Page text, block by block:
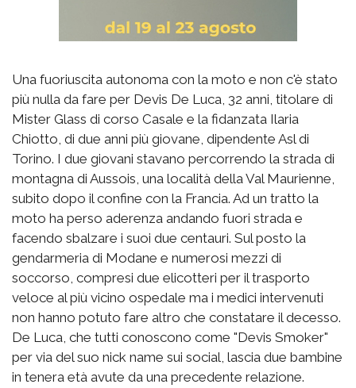
Una fuoriuscita autonoma con la moto e non c'è stato
più nulla da fare per Devis De Luca, 32 anni, titolare di
Mister Glass di corso Casale e la fidanzata Ilaria
Chiotto, di due anni più giovane, dipendente Asl di
Torino. I due giovani stavano percorrendo la strada di
montagna di Aussois, una località della Val Maurienne,
subito dopo il confine con la Francia. Ad un tratto la
moto ha perso aderenza andando fuori strada e
facendo sbalzare i suoi due centauri. Sul posto la
gendarmeria di Modane e numerosi mezzi di
soccorso, compresi due elicotteri per il trasporto
veloce al più vicino ospedale ma i medici intervenuti
non hanno potuto fare altro che constatare il decesso.
De Luca, che tutti conoscono come "Devis Smoker"
per via del suo nick name sui social, lascia due bambine
in tenera età avute da una precedente relazione.